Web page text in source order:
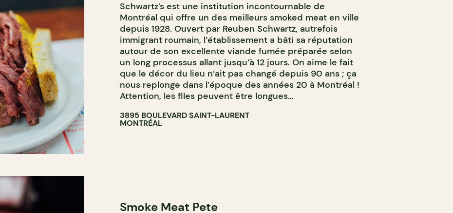
BOUCHERIE
Schwartz’s est une institution incontournable de
Montréal qui offre un des meilleurs smoked meat en ville
depuis 1928. Ouvert par Reuben Schwartz, autrefois
immigrant roumain, l’établissement a bâti sa réputation
autour de son excellente viande fumée préparée selon
un long processus allant jusqu’à 12 jours. On aime le fait
que le décor du lieu n’ait pas changé depuis 90 ans ; ça
nous replonge dans l’époque des années 20 à Montréal !
Attention, les files peuvent être longues…
3895 BOULEVARD SAINT-LAURENT
MONTRÉAL
Smoke Meat Pete